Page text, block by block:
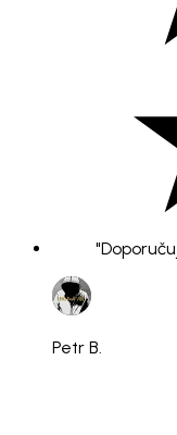
Petr B.